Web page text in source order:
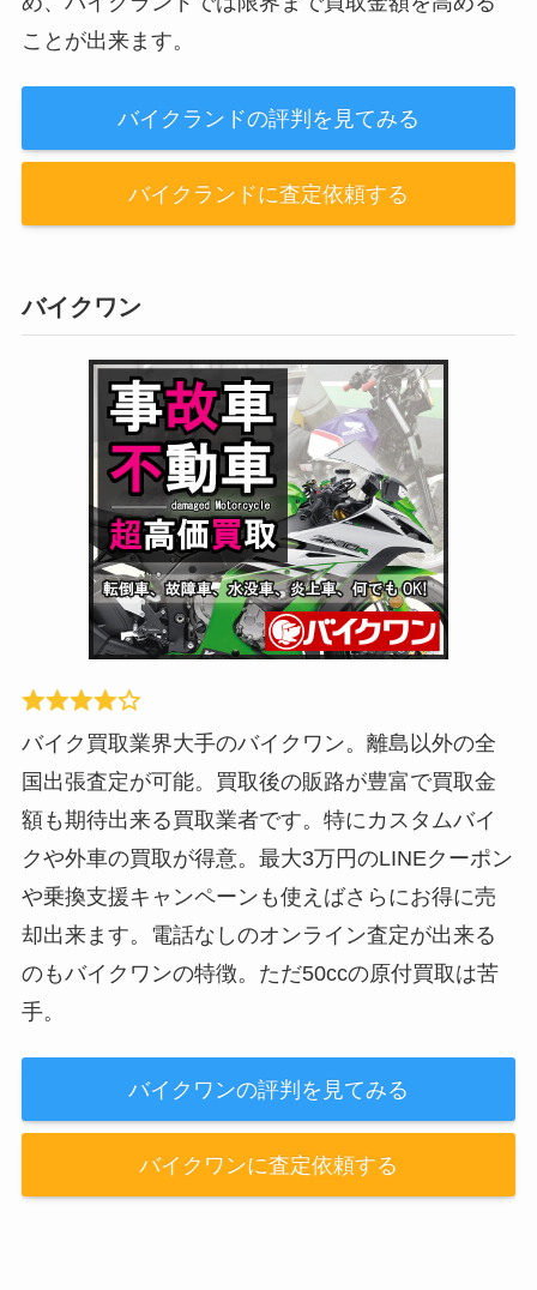
ことが出来ます。
バイクランドの評判を見てみる
バイクランドに査定依頼する
バイクワン
バイク買取業界大手のバイクワン。離島以外の全
国出張査定が可能。買取後の販路が豊富で買取金
額も期待出来る買取業者です。特にカスタムバイ
クや外車の買取が得意。最大3万円のLINEクーポン
や乗換支援キャンペーンも使えばさらにお得に売
却出来ます。電話なしのオンライン査定が出来る
のもバイクワンの特徴。ただ50ccの原付買取は苦
手。
バイクワンの評判を見てみる
バイクワンに査定依頼する